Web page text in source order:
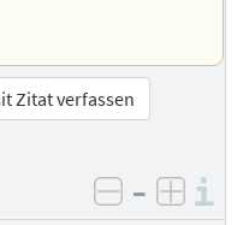
Zitat verfassen
negativ
–